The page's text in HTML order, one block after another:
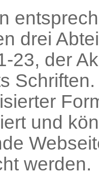
drei
23, der
und
werden.